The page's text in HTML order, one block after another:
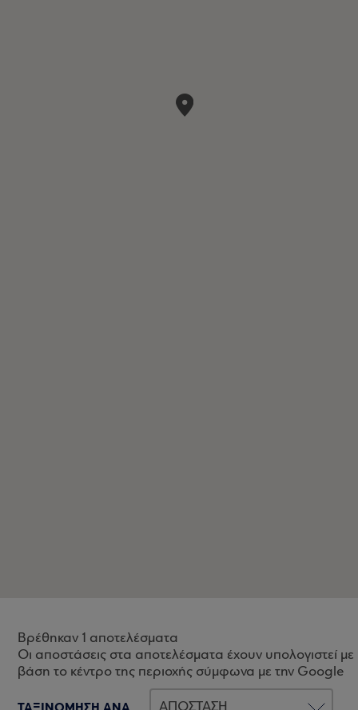
Βρέθηκαν 1 αποτελέσματα
Οι αποστάσεις στα αποτελέσματα έχουν υπολογιστεί με
βάση το κέντρο της περιοχής σύμφωνα με την Google